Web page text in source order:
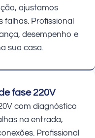
ajustamos
Profissional
desempenho e
sua casa.
fase 220V
com diagnóstico
na entrada,
Profissional